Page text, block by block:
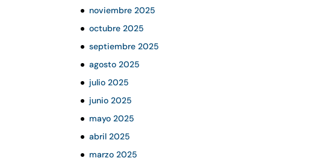
noviembre 2025
octubre 2025
septiembre 2025
agosto 2025
julio 2025
junio 2025
mayo 2025
abril 2025
marzo 2025